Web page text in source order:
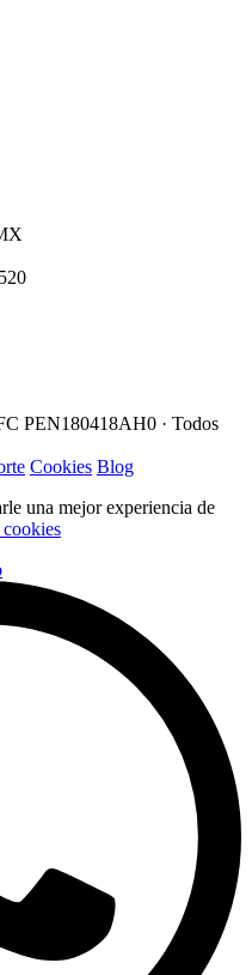
PEN180418AH0 · Todos
Cookies Blog
una mejor experiencia de